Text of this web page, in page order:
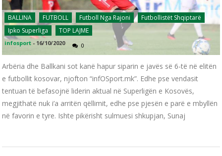
BALLINA FUTBOLL Futboll Nga Rajoni
Futbollistët Shqiptarë
Ipko Superliga
TOP LAJME
infosport - 16/10/2020 0
Arbëria dhe Ballkani sot kanë hapur siparin e javës së 6-të në elitën
e futbollit kosovar, njofton “infOSport.mk”. Edhe pse vendasit
tentuan të befasojnë liderin aktual në Superligën e Kosovës,
megjithatë nuk i’a arritën qëllimit, edhe pse pjesën e parë e mbyllën
në favorin e tyre. Ishte pikërisht sulmuesi shkupjan, Sunaj